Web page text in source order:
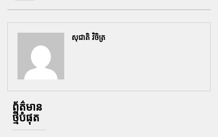
សុជាតិ វិចិត្រ
ព័ត៌មាន
ថ្មីបំផុត